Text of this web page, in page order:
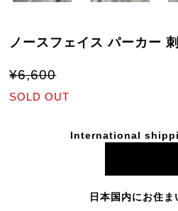
ノースフェイス パーカー
¥6,600
SOLD OUT
International
日本国内にお住ま